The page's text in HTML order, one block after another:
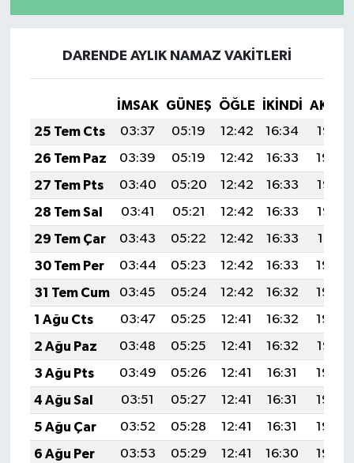
DARENDE AYLIK NAMAZ VAKITLERI
İMSAK GÜNEŞ ÖĞLE İKINDI
25 Tem Cts
03:37 05:19 12:42 16:34
19:55
26 Tem Paz
03:39 05:19 12:42 16:33
19:54
27 Tem Pts
03:40 05:20 12:42 16:33
19:53
28 Tem Sal
03:41 05:21 12:42 16:33
19:52
29 Tem Çar
03:43 05:22 12:42 16:33
19:51
30 Tem Per
03:44 05:23 12:42 16:33
19:50
31 Tem Cum
03:45 05:24 12:42 16:32
19:49
1 Ağu Cts
03:47 05:25 12:41 16:32
19:48
2 Ağu Paz
03:48 05:25 12:41 16:32
19:47
3 Ağu Pts
03:49 05:26 12:41 16:31
19:46
4 Ağu Sal
03:51 05:27 12:41 16:31
19:45
5 Ağu Çar
03:52 05:28 12:41 16:31
19:44
6 Ağu Per
03:53 05:29 12:41 16:30
19:43